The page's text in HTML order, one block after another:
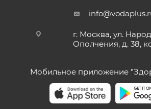
г. Москва, ул.
Ополчения, д. 38,
Мобильное приложение